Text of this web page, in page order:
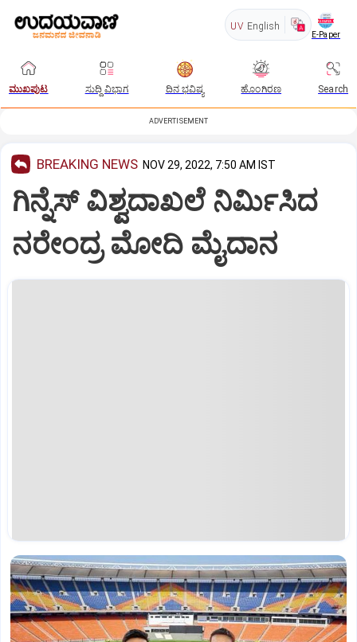
UV English
E-Paper
ಮುಖಪುಟ ಸುದ್ದಿ ವಿಭಾಗ ದಿನ ಭವಿಷ್ಯ ಹೊಂಗಿರಣ Search
ADVERTISEMENT
BREAKING NEWS NOV 29, 2022, 7:50 AM IST
ಗಿನ್ನೆಸ್‌ ವಿಶ್ವದಾಖಲೆ ನಿರ್ಮಿಸಿದ
ನರೇಂದ್ರ ಮೋದಿ ಮೈದಾನ